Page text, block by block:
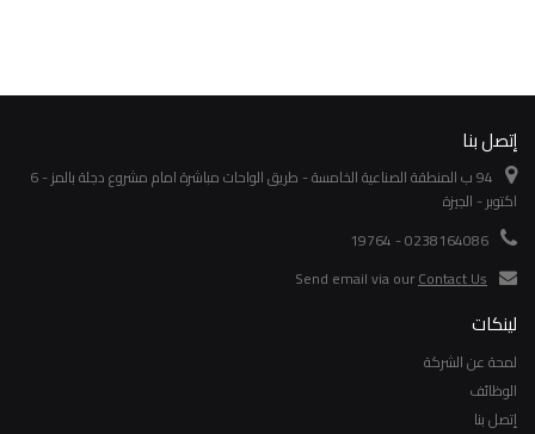
إتصل بنا
94 ب المنطقة الصناعية الخامسة - طريق الواحات مباشرة امام مشروع دجلة بالمز - 6
اكتوبر - الجيزة
0238164086 - 19764
Send email via ourContact Us
لينكات
لمحة عن الشركة
الوظائف
إتصل بنا